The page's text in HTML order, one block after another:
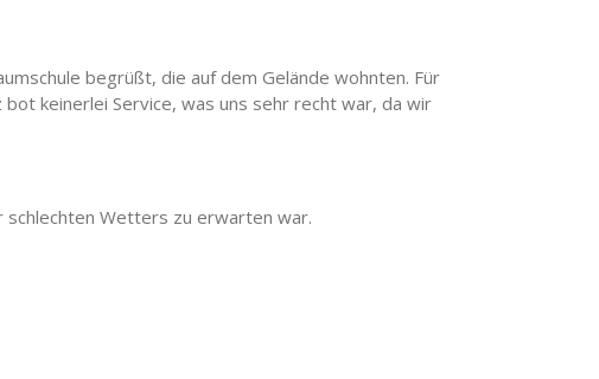
begrüßt, die auf dem Gelände wohnten. Für
keinerlei Service, was uns sehr recht war, da wir
schlechten Wetters zu erwarten war.